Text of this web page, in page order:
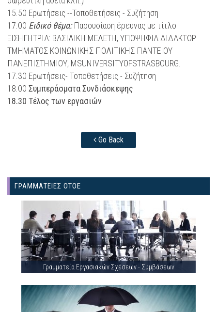
15.50 Ερωτήσεις --Τοποθετήσεις - Συζήτηση
17.00 Ειδικό θέμα:Παρουσίαση έρευνας με τίτλο
ΕΙΣΗΓΗΤΡΙΑ: ΒΑΣΙΛΙΚΗ ΜΕΛΕΤΗ, ΥΠΟΨΗΦΙΑ ΔΙΔΑΚΤΩΡ
ΤΜΗΜΑΤΟΣ ΚΟΙΝΩΝΙΚΗΣ ΠΟΛΙΤΙΚΗΣ ΠΑΝΤΕΙΟΥ
ΠΑΝΕΠΙΣΤΗΜΙΟΥ, MSUNIVERSITYOFSTRASBOURG.
17.30 Ερωτήσεις- Τοποθετήσεις - Συζήτηση
18.00 Συμπεράσματα Συνδιάσκεψης
18.30 Τέλος των εργασιών
Go Back
ΓΡΑΜΜΑΤΕΙΕΣ ΟΤΟΕ
Γραμματεία Εργασιακών Σχέσεων - Συμβάσεων